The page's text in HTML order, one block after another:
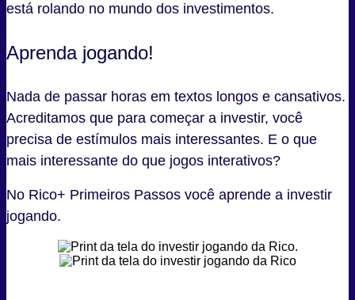
está rolando no mundo dos investimentos.
Aprenda jogando!
Nada de passar horas em textos longos e cansativos.
Acreditamos que para começar a investir, você
precisa de estímulos mais interessantes. E o que
mais interessante do que jogos interativos?
No Rico+ Primeiros Passos você aprende a investir
jogando.